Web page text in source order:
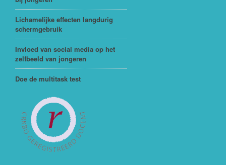
Lichamelijke effecten langdurig
schermgebruik
Invloed van social media op het
zelfbeeld van jongeren
Doe de multitask test